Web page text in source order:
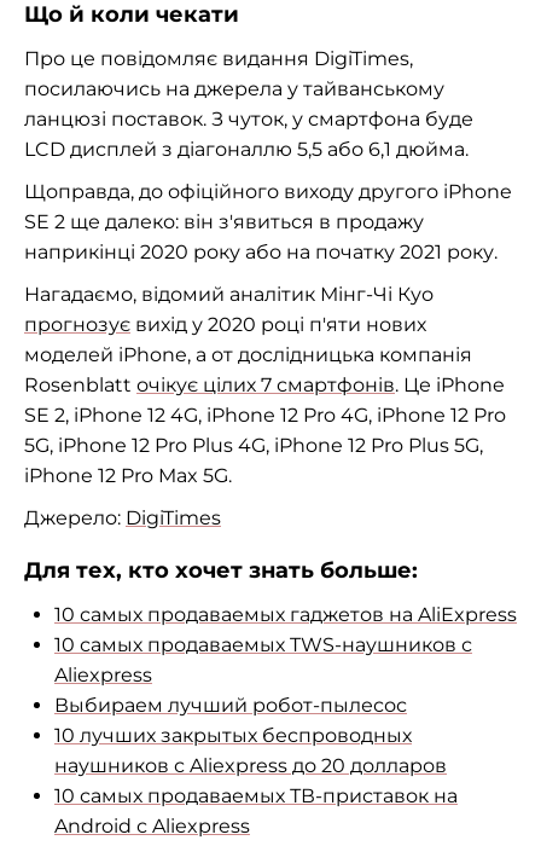
Що й коли чекати
Про це повідомляє видання DigiTimes,
посилаючись на джерела у тайванському
ланцюзі поставок. З чуток, у смартфона буде
LCD дисплей з діагоналлю 5,5 або 6,1 дюйма.
Щоправда, до офіційного виходу другого iPhone
SE 2 ще далеко: він з'явиться в продажу
наприкінці 2020 року або на початку 2021 року.
Нагадаємо, відомий аналітик Мінг-Чі Куо
прогнозує вихід у 2020 році п'яти нових
моделей iPhone, а от дослідницька компанія
Rosenblatt очікує цілих 7 смартфонів. Це iPhone
SE 2, iPhone 12 4G, iPhone 12 Pro 4G, iPhone 12 Pro
5G, iPhone 12 Pro Plus 4G, iPhone 12 Pro Plus 5G,
iPhone 12 Pro Max 5G.
Джерело: DigiTimes
Для тех, кто хочет знать больше:
10 самых продаваемых гаджетов на AliExpress
10 самых продаваемых TWS-наушников с
Aliexpress
Выбираем лучший робот-пылесос
10 лучших закрытых беспроводных
наушников с Aliexpress до 20 долларов
10 самых продаваемых ТВ-приставок на
Android с Aliexpress